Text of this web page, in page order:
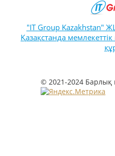
"IT Group Kazakhstan"
Қазақстанда
© 2021-2024 Барлық